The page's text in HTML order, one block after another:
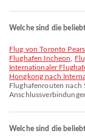
Welche sind die
Flug von Toronto Pearson International Airport nach Internationaler
Flughafen Incheon
Internationaler
Hongkong nach
Flughafenrouten nach
Welche sind die